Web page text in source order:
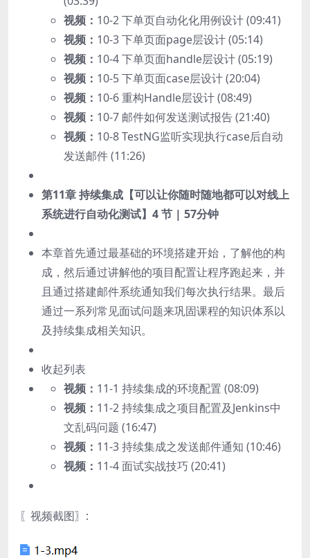
视频： 10-2 下单页自动化化用例设计 (09:41)
视频： 10-3 下单页面page层设计 (05:14)
视频： 10-4 下单页面handle层设计 (05:19)
视频： 10-5 下单页面case层设计 (20:04)
视频： 10-6 重构Handle层设计 (08:49)
视频： 10-7 邮件如何发送测试报告 (21:40)
视频： 10-8 TestNG监听实现执行case后自动
发送邮件 (11:26)
第11章 持续集成【可以让你随时随地都可以对线上
系统进行自动化测试】 4 节 | 57分钟
本章首先通过最基础的环境搭建开始，了解他的构
成，然后通过讲解他的项目配置让程序跑起来，并
且通过搭建邮件系统通知我们每次执行结果。最后
通过一系列常见面试问题来巩固课程的知识体系以
及持续集成相关知识。
收起列表
视频： 11-1 持续集成的环境配置 (08:09)
视频： 11-2 持续集成之项目配置及Jenkins中
文乱码问题 (16:47)
视频： 11-3 持续集成之发送邮件通知 (10:46)
视频： 11-4 面试实战技巧 (20:41)
〖视频截图〗: